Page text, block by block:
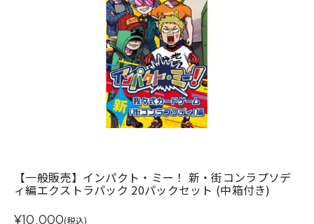
【一般販売】インパクト・ミー！ 新・街コンラプソデ
ィ編エクストラパック 20パックセット (中箱付き)
¥10,000(税込)